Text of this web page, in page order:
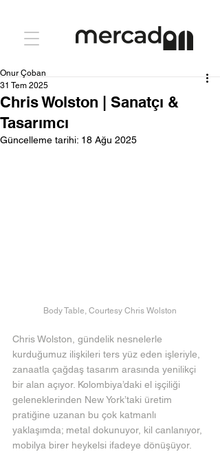
Chris Wolston | Sanatçı &
Tasarımcı
Onur Çoban
31 Tem 2025
Güncelleme tarihi: 18 Ağu 2025
Body Table, Courtesy Chris Wolston
Chris Wolston, gündelik nesnelerle
kurduğumuz ilişkileri ters yüz eden işleriyle,
zanaatla çağdaş tasarım arasında yenilikçi
bir alan açıyor. Kolombiya’daki el işçiliği
geleneklerinden New York’taki üretim
pratiğine uzanan bu çok katmanlı
yaklaşımda; metal dokunuyor, kil canlanıyor,
mobilya birer heykelsi ifadeye dönüşüyor.